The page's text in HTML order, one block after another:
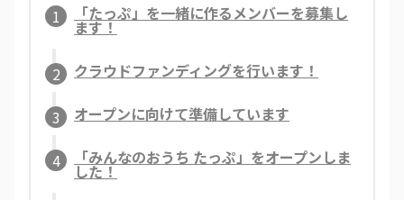
1 「たっぷ」を一緒に作るメンバーを募集し
ます！
2 クラウドファンディングを行います！
3 オープンに向けて準備しています
4 「みんなのおうち たっぷ」をオープンしま
した！